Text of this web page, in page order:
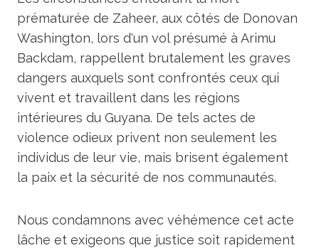
prématurée de Zaheer, aux côtés de Donovan
Washington, lors d'un vol présumé à Arimu
Backdam, rappellent brutalement les graves
dangers auxquels sont confrontés ceux qui
vivent et travaillent dans les régions
intérieures du Guyana. De tels actes de
violence odieux privent non seulement les
individus de leur vie, mais brisent également
la paix et la sécurité de nos communautés.
Nous condamnons avec véhémence cet acte
lâche et exigeons que justice soit rapidement